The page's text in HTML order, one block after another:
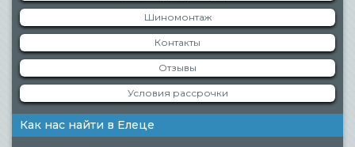
Шиномонтаж
Контакты
Отзывы
Условия рассрочки
Как нас найти в Елеце